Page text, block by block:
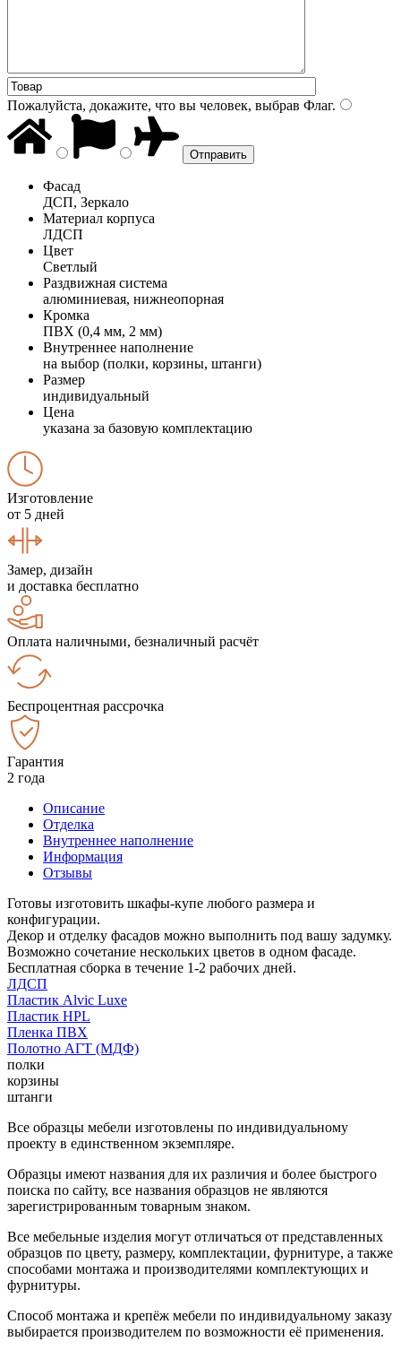
Пожалуйста, докажите, что вы человек, выбрав Флаг.
Фасад
ДСП, Зеркало
Материал корпуса
ЛДСП
Цвет
Светлый
Раздвижная система
алюминиевая, нижнеопорная
Кромка
ПВХ (0,4 мм, 2 мм)
Внутреннее наполнение
на выбор (полки, корзины, штанги)
Размер
индивидуальный
Цена
указана за базовую комплектацию
Изготовление
от 5 дней
Замер, дизайн
и доставка бесплатно
Оплата наличными, безналичный расчёт
Беспроцентная рассрочка
Гарантия
2 года
Описание
Отделка
Внутреннее наполнение
Информация
Отзывы
Готовы изготовить шкафы-купе любого размера и
конфигурации.
Декор и отделку фасадов можно выполнить под вашу задумку.
Возможно сочетание нескольких цветов в одном фасаде.
Бесплатная сборка в течение 1-2 рабочих дней.
ЛДСП
Пластик Alvic Luxe
Пластик HPL
Пленка ПВХ
Полотно АГТ (МДФ)
полки
корзины
штанги
Все образцы мебели изготовлены по индивидуальному
проекту в единственном экземпляре.
Образцы имеют названия для их различия и более быстрого
поиска по сайту, все названия образцов не являются
зарегистрированным товарным знаком.
Все мебельные изделия могут отличаться от представленных
образцов по цвету, размеру, комплектации, фурнитуре, а также
способами монтажа и производителями комплектующих и
фурнитуры.
Способ монтажа и крепёж мебели по индивидуальному заказу
выбирается производителем по возможности её применения.